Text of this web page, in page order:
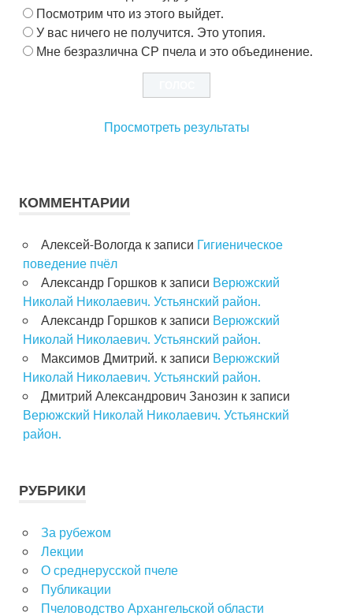
Посмотрим что из этого выйдет.
У вас ничего не получится. Это утопия.
Мне безразлична СР пчела и это объединение.
Просмотреть результаты
КОММЕНТАРИИ
Алексей-Вологда к записи Гигиеническое
поведение пчёл
Александр Горшков к записи Верюжский
Николай Николаевич. Устьянский район.
Александр Горшков к записи Верюжский
Николай Николаевич. Устьянский район.
Максимов Дмитрий. к записи Верюжский
Николай Николаевич. Устьянский район.
Дмитрий Александрович Занозин к записи
Верюжский Николай Николаевич. Устьянский
район.
РУБРИКИ
За рубежом
Лекции
О среднерусской пчеле
Публикации
Пчеловодство Архангельской области